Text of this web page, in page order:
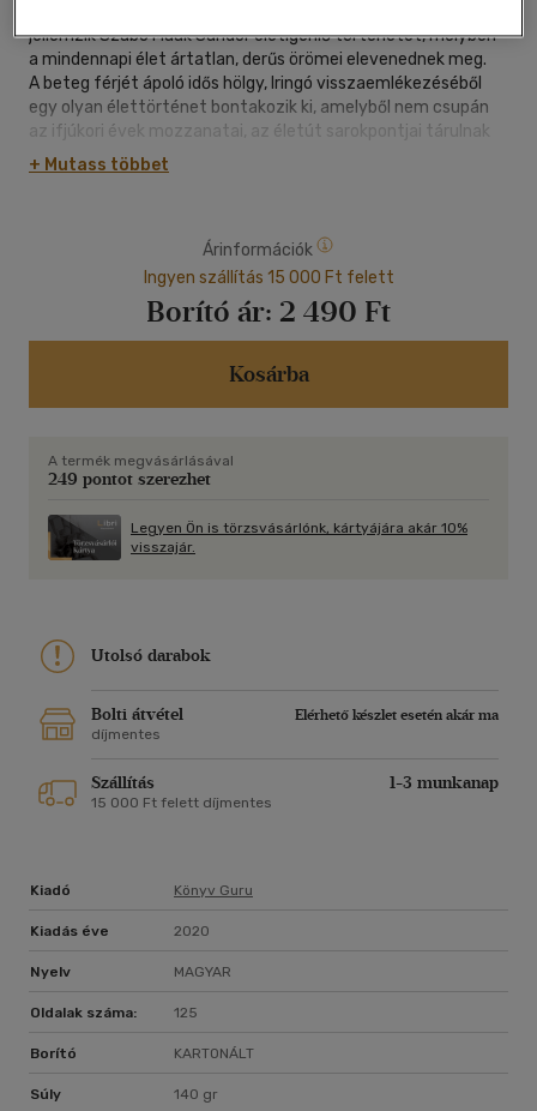
jellemzik Szabó Maák Sándor életigenlő történetét, melyben
a mindennapi élet ártatlan, derűs örömei elevenednek meg.
A beteg férjét ápoló idős hölgy, Iringó visszaemlékezéséből
egy olyan élettörténet bontakozik ki, amelyből nem csupán
az ifjúkori évek mozzanatai, az életút sarokpontjai tárulnak
elénk, de az erdélyi szülővárost fojtogató diktatórikus
hangulatot is szinte együtt éljük át a főszereplőkkel. Iringó,
felvételi esetén el kell válniuk egymástól.
A kötet legfőbb erénye mégsem a korrajzban vagy a történet
váratlan fordulataiban rejlik, sokkal inkább a kivetített belső
monológok szépségében, a lapokon megelevenedő
természetben, a történetmesélés egyediségében.
+ Mutass többet
Árinformációk
Ingyen szállítás 15 000 Ft felett
Borító ár: 2 490 Ft
Kosárba
A termék megvásárlásával
249 pontot szerezhet
Legyen Ön is törzsvásárlónk, kártyájára akár 10%
visszajár.
Utolsó darabok
Bolti átvétel
Elérhető készlet esetén akár ma
díjmentes
Szállítás 1-3 munkanap
15 000 Ft felett díjmentes
Kiadó Könyv Guru
Kiadás éve 2020
Nyelv MAGYAR
Oldalak száma: 125
Borító KARTONÁLT
Súly 140 gr